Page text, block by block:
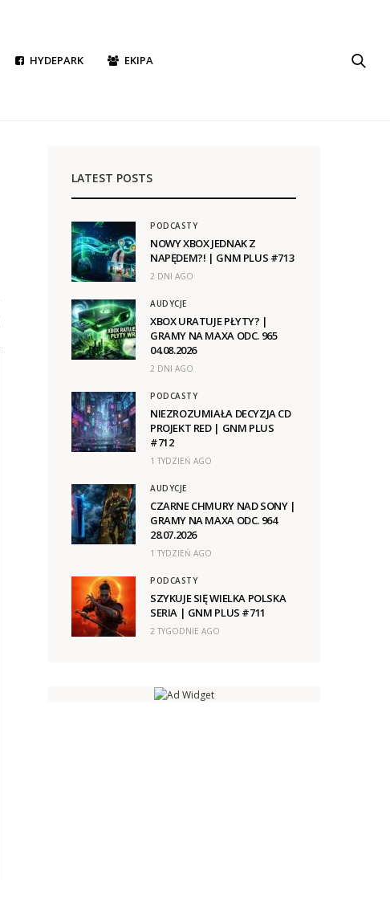
HYDEPARK EKIPA
LATEST POSTS
PODCASTY
NOWY XBOX JEDNAK Z
NAPĘDEM?! | GNM PLUS #713
2 DNI AGO
AUDYCJE
XBOX URATUJE PŁYTY? |
GRAMY NA MAXA ODC. 965
04.08.2026
2 DNI AGO
PODCASTY
NIEZROZUMIAŁA DECYZJA CD
PROJEKT RED | GNM PLUS
#712
1 TYDZIEŃ AGO
AUDYCJE
CZARNE CHMURY NAD SONY |
GRAMY NA MAXA ODC. 964
28.07.2026
1 TYDZIEŃ AGO
PODCASTY
SZYKUJE SIĘ WIELKA POLSKA
SERIA | GNM PLUS #711
2 TYGODNIE AGO